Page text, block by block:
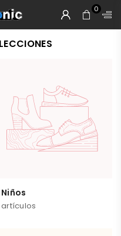
0
Niños
artículos